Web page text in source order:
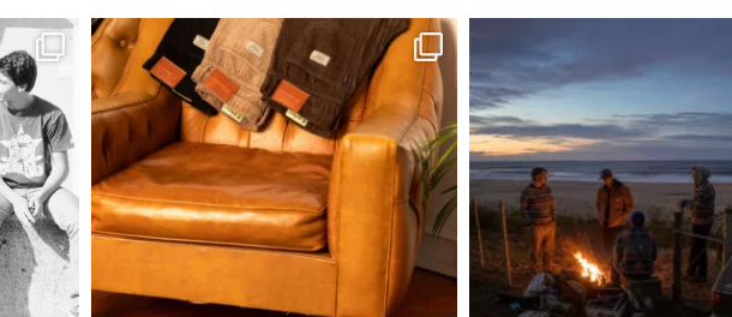
Entregas
Las entregas
de lunes a
La entrega
18 años que se
documento.
Si no te
paquete, el
realizará un
Si tanto en el
entrega, el